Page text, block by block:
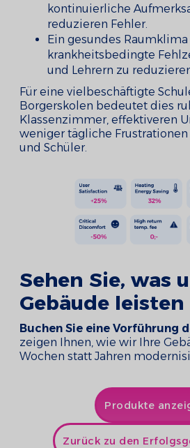
kontinuierliche
reduzieren Fehler.
Ein gesundes
krankheitsbedingte
und Lehrern zu
Für eine vielbeschäftigte
Borgerskolen bedeutet dies
Klassenzimmer, effektiveren
weniger tägliche
und Schüler.
Sehen Sie, was
Gebäude
Buchen Sie eine Vorführung
zeigen Ihnen, wie wir Ihre
Wochen statt Jahren
Produkte
Zurück zu den